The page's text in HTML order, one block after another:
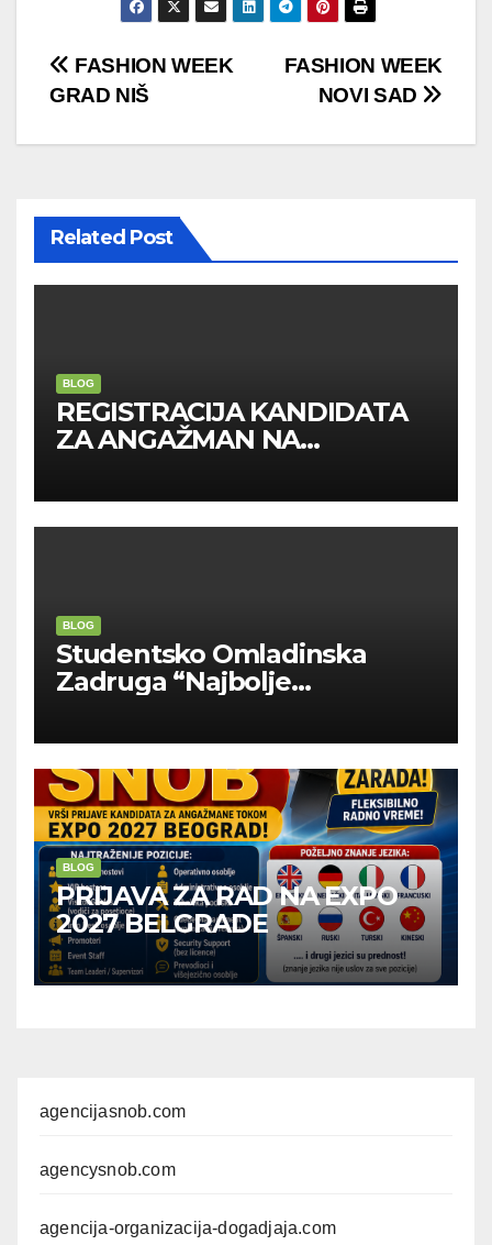
Post
FASHION WEEK
NOVI SAD
FASHION WEEK
GRAD NIŠ
Related Post
BLOG
REGISTRACIJA KANDIDATA
ZA ANGAŽMAN NA
BLOG
Studentsko Omladinska
Zadruga “Najbolje
BLOG
PRIJAVA ZA RAD NA EXPO
2027 BELGRADE
agencijasnob.com
agencysnob.com
agencija-organizacija-dogadjaja.com